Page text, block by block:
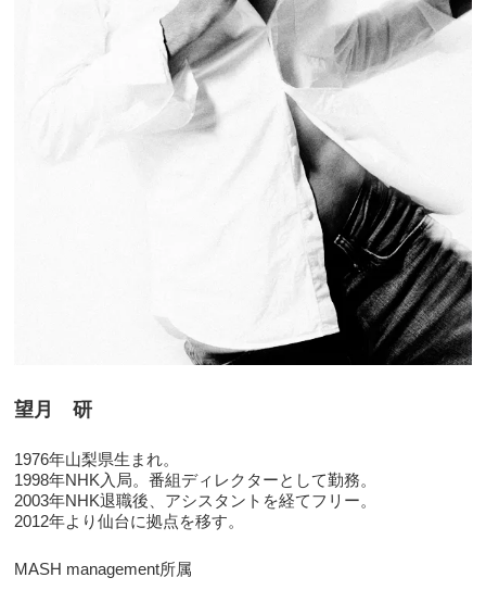
望月 研
1976年山梨県生まれ。
1998年NHK入局。番組ディレクターとして勤務。
2003年NHK退職後、アシスタントを経てフリー。
2012年より仙台に拠点を移す。
MASH management所属